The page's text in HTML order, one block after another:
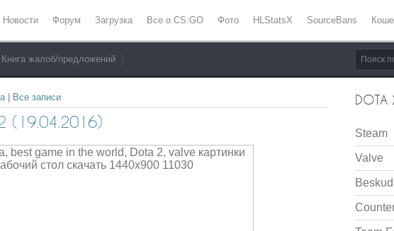
Новости Форум Загрузка Все о CS:GO Фото HLStatsX SourceBans
Книга жалоб/предложений
| Все записи
(19.04.2016)
DOTA
Steam
Valve